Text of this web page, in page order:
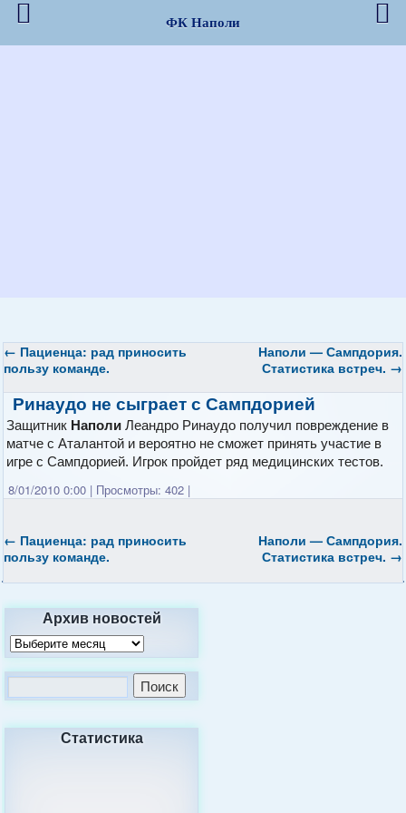
← Пациенца: рад приносить
пользу команде.
Наполи — Сампдория.
Статистика встреч. →
Ринаудо не сыграет с Сампдорией
Защитник Наполи Леандро Ринаудо получил повреждение в
матче с Аталантой и вероятно не сможет принять участие в
игре с Сампдорией. Игрок пройдет ряд медицинских тестов.
8/01/2010 0:00 | Просмотры: 402 |
← Пациенца: рад приносить
пользу команде.
Наполи — Сампдория.
Статистика встреч. →
Архив новостей
Статистика
ФК Наполи